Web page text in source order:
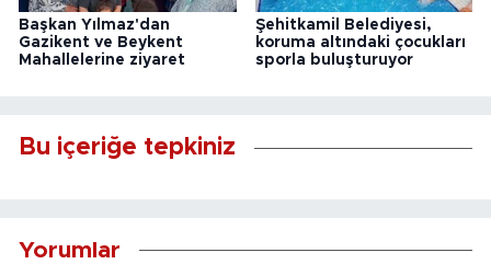
Başkan Yılmaz'dan
Gazikent ve Beykent
Mahallelerine ziyaret
Şehitkamil Belediyesi,
koruma altındaki çocukları
sporla buluşturuyor
Bu içeriğe tepkiniz
Yorumlar